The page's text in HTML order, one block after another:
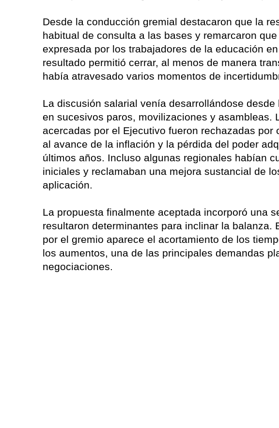
Desde la conducción gremial destacaron que la
habitual de consulta a las bases y remarcaron
expresada por los trabajadores de la educación
resultado permitió cerrar, al menos de manera
había atravesado varios momentos de
La discusión salarial venía desarrollándose
en sucesivos paros, movilizaciones y asambleas.
acercadas por el Ejecutivo fueron rechazadas por
al avance de la inflación y la pérdida del poder
últimos años. Incluso algunas regionales habían
iniciales y reclamaban una mejora sustancial de
aplicación.
La propuesta finalmente aceptada incorporó una
resultaron determinantes para inclinar la balanza.
por el gremio aparece el acortamiento de los
los aumentos, una de las principales demandas
negociaciones.